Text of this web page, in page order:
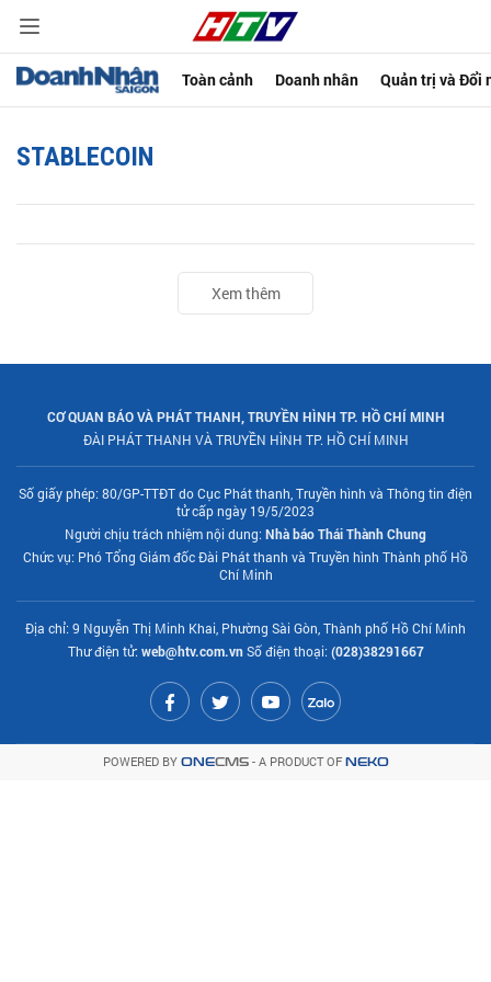
Toàn cảnh Doanh nhân Quản trị và Đổi
STABLECOIN
Xem thêm
CƠ QUAN BÁO VÀ PHÁT THANH, TRUYỀN HÌNH TP. HỒ CHÍ MINH
ĐÀI PHÁT THANH VÀ TRUYỀN HÌNH TP. HỒ CHÍ MINH
Số giấy phép: 80/GP-TTĐT do Cục Phát thanh, Truyền hình và Thông tin điện
tử cấp ngày 19/5/2023
Người chịu trách nhiệm nội dung: Nhà báo Thái Thành Chung
Chức vụ: Phó Tổng Giám đốc Đài Phát thanh và Truyền hình Thành phố Hồ
Chí Minh
Địa chỉ: 9 Nguyễn Thị Minh Khai, Phường Sài Gòn, Thành phố Hồ Chí Minh
Thư điện tử: web@htv.com.vnSố điện thoại: (028)38291667
POWERED BY ONECMS- A PRODUCT OF NEKO